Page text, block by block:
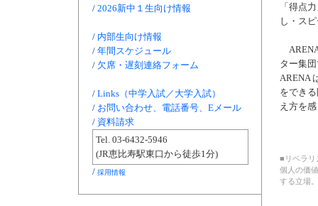
/ 2026新中１生向け情報
/ 内部生向け情報
/ 年間スケジュール
/ 欠席・遅刻連絡フォーム
/ Links（中学入試／大学入試）
/ お問い合わせ、電話番号、Eメール
/ 資料請求
Tel. 03-6432-5946
(JR恵比寿駅東口から徒歩1分)
/ 採用情報
「得点
し・ス
ター集
ARENA
をでき
え方を
■リベラリ
個人の価
する立場